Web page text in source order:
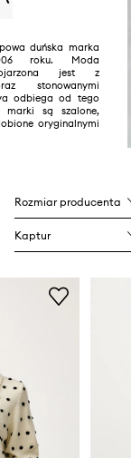
duńska marka
roku. Moda
jest z
stonowanymi
odbiega od tego
marki są szalone,
oryginalnymi
Rozmiar producenta
Kaptur